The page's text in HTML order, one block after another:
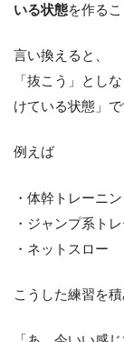
いる状態を作るこ
言い換えると、
「抜こう」とし
けている状態」で
例えば
・体幹トレーニ
・ジャンプ系ト
・ネットスロー
こうした練習を